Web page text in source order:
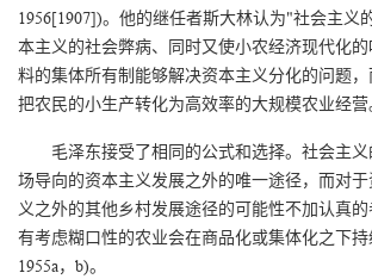
1956[1907])。他的继任者斯大林认为"社会主义
本主义的社会弊病、同时又使小农经济现代化
料的集体所有制能够解决资本主义分化的问题
把农民的小生产转化为高效率的大规模农业经营
毛泽东接受了相同的公式和选择。社会主
场导向的资本主义发展之外的唯一途径，而对
义之外的其他乡村发展途径的可能性不加认真
有考虑糊口性的农业会在商品化或集体化之下
1955a，b)。